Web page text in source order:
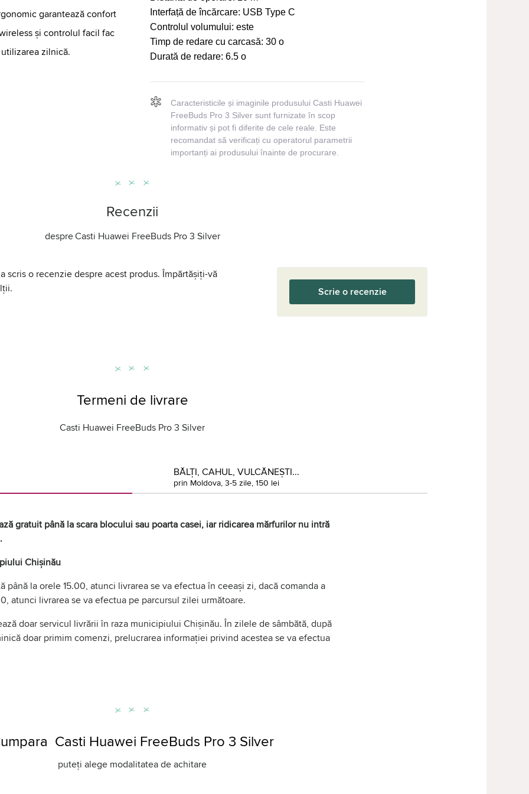
garantează confort
și controlul facil fac
zilnică.
Interfață de încărcare: USB Type C
Controlul volumului: este
Timp de redare cu carcasă: 30 o
Durată de redare: 6.5 o
Caracteristicile și imaginile produsului Casti Huawei
FreeBuds Pro 3 Silver sunt furnizate în scop
informativ și pot fi diferite de cele reale. Este
recomandat să verificați cu operatorul parametrii
importanți ai produsului înainte de procurare.
Recenzii
despreCasti Huawei FreeBuds Pro 3 Silver
scris o recenzie despre acest produs. Împărtășiți-vă
Scrie o recenzie
Termeni de livrare
Casti Huawei FreeBuds Pro 3 Silver
BĂLȚI, CAHUL, VULCĂNEȘTI...
prin Moldova, 3-5 zile, 150 lei
gratuit până la scara blocului sau poarta casei, iar ridicarea mărfurilor nu intră
Chișinău
până la orele 15.00, atunci livrarea se va efectua în ceeași zi, dacă comanda a
atunci livrarea se va efectua pe parcursul zilei următoare.
doar servicul livrării în raza municipiului Chișinău. În zilele de sâmbătă, după
doar primim comenzi, prelucrarea informației privind acestea se va efectua
Casti Huawei FreeBuds Pro 3 Silver
puteți alege modalitatea de achitare